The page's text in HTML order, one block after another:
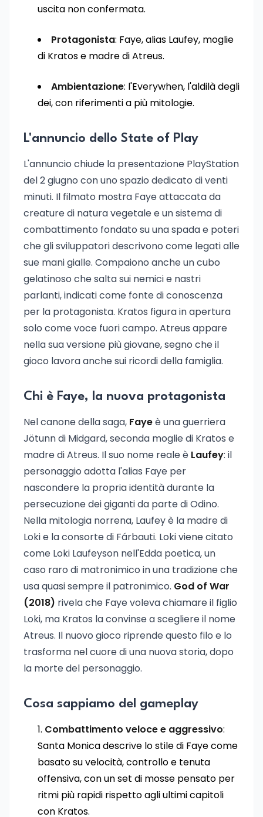
uscita non confermata.
Protagonista: Faye, alias Laufey, moglie
di Kratos e madre di Atreus.
Ambientazione: l'Everywhen, l'aldilà degli
dei, con riferimenti a più mitologie.
L'annuncio dello State of Play
L'annuncio chiude la presentazione PlayStation
del 2 giugno con uno spazio dedicato di venti
minuti. Il filmato mostra Faye attaccata da
creature di natura vegetale e un sistema di
combattimento fondato su una spada e poteri
che gli sviluppatori descrivono come legati alle
sue mani gialle. Compaiono anche un cubo
gelatinoso che salta sui nemici e nastri
parlanti, indicati come fonte di conoscenza
per la protagonista. Kratos figura in apertura
solo come voce fuori campo. Atreus appare
nella sua versione più giovane, segno che il
gioco lavora anche sui ricordi della famiglia.
Chi è Faye, la nuova protagonista
Nel canone della saga, Fayeè una guerriera
Jötunn di Midgard, seconda moglie di Kratos e
madre di Atreus. Il suo nome reale è Laufey: il
personaggio adotta l'alias Faye per
nascondere la propria identità durante la
persecuzione dei giganti da parte di Odino.
Nella mitologia norrena, Laufey è la madre di
Loki e la consorte di Fárbauti. Loki viene citato
come Loki Laufeyson nell'Edda poetica, un
caso raro di matronimico in una tradizione che
usa quasi sempre il patronimico. God of War
(2018) rivela che Faye voleva chiamare il figlio
Loki, ma Kratos la convinse a scegliere il nome
Atreus. Il nuovo gioco riprende questo filo e lo
trasforma nel cuore di una nuova storia, dopo
la morte del personaggio.
Cosa sappiamo del gameplay
Combattimento veloce e aggressivo:
Santa Monica descrive lo stile di Faye come
basato su velocità, controllo e tenuta
offensiva, con un set di mosse pensato per
ritmi più rapidi rispetto agli ultimi capitoli
con Kratos.